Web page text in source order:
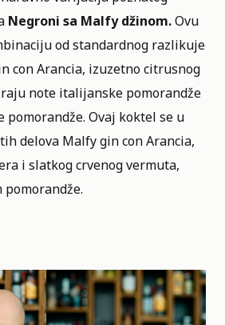
Negroni sa Malfy džinom.Ovu
od standardnog razlikuje
con Arancia, izuzetno citrusnog
note italijanske pomorandže
pomorandže. Ovaj koktel se u
delova Malfy gin con Arancia,
i slatkog crvenog vermuta,